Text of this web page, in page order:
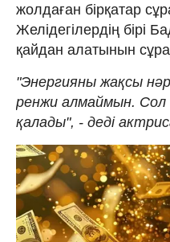
жолдаған бірқатар
Желідегілердің бірі
қайдан алатынын
"Энергияны жақсы
ренжи алмаймын. Сол
қалады", - деді